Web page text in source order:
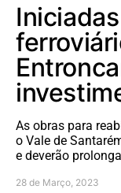
As obras para
o Vale de
e deverão
28 de Março, 2023